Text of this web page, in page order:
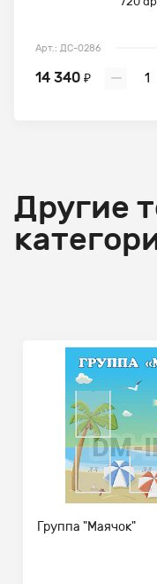
Арт.: ДС-0286
14 340 ₽
Другие
Группа "Маячок"